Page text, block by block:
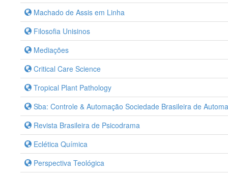
Machado de Assis em Linha
Filosofia Unisinos
Mediações
Critical Care Science
Tropical Plant Pathology
Sba: Controle & Automação Sociedade Brasileira de
Revista Brasileira de Psicodrama
Eclética Química
Perspectiva Teológica